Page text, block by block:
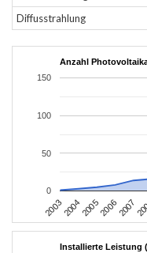
Diffusstrahlung
Anzahl
20032004200520062007
0
50
100
150
Installierte Leistung